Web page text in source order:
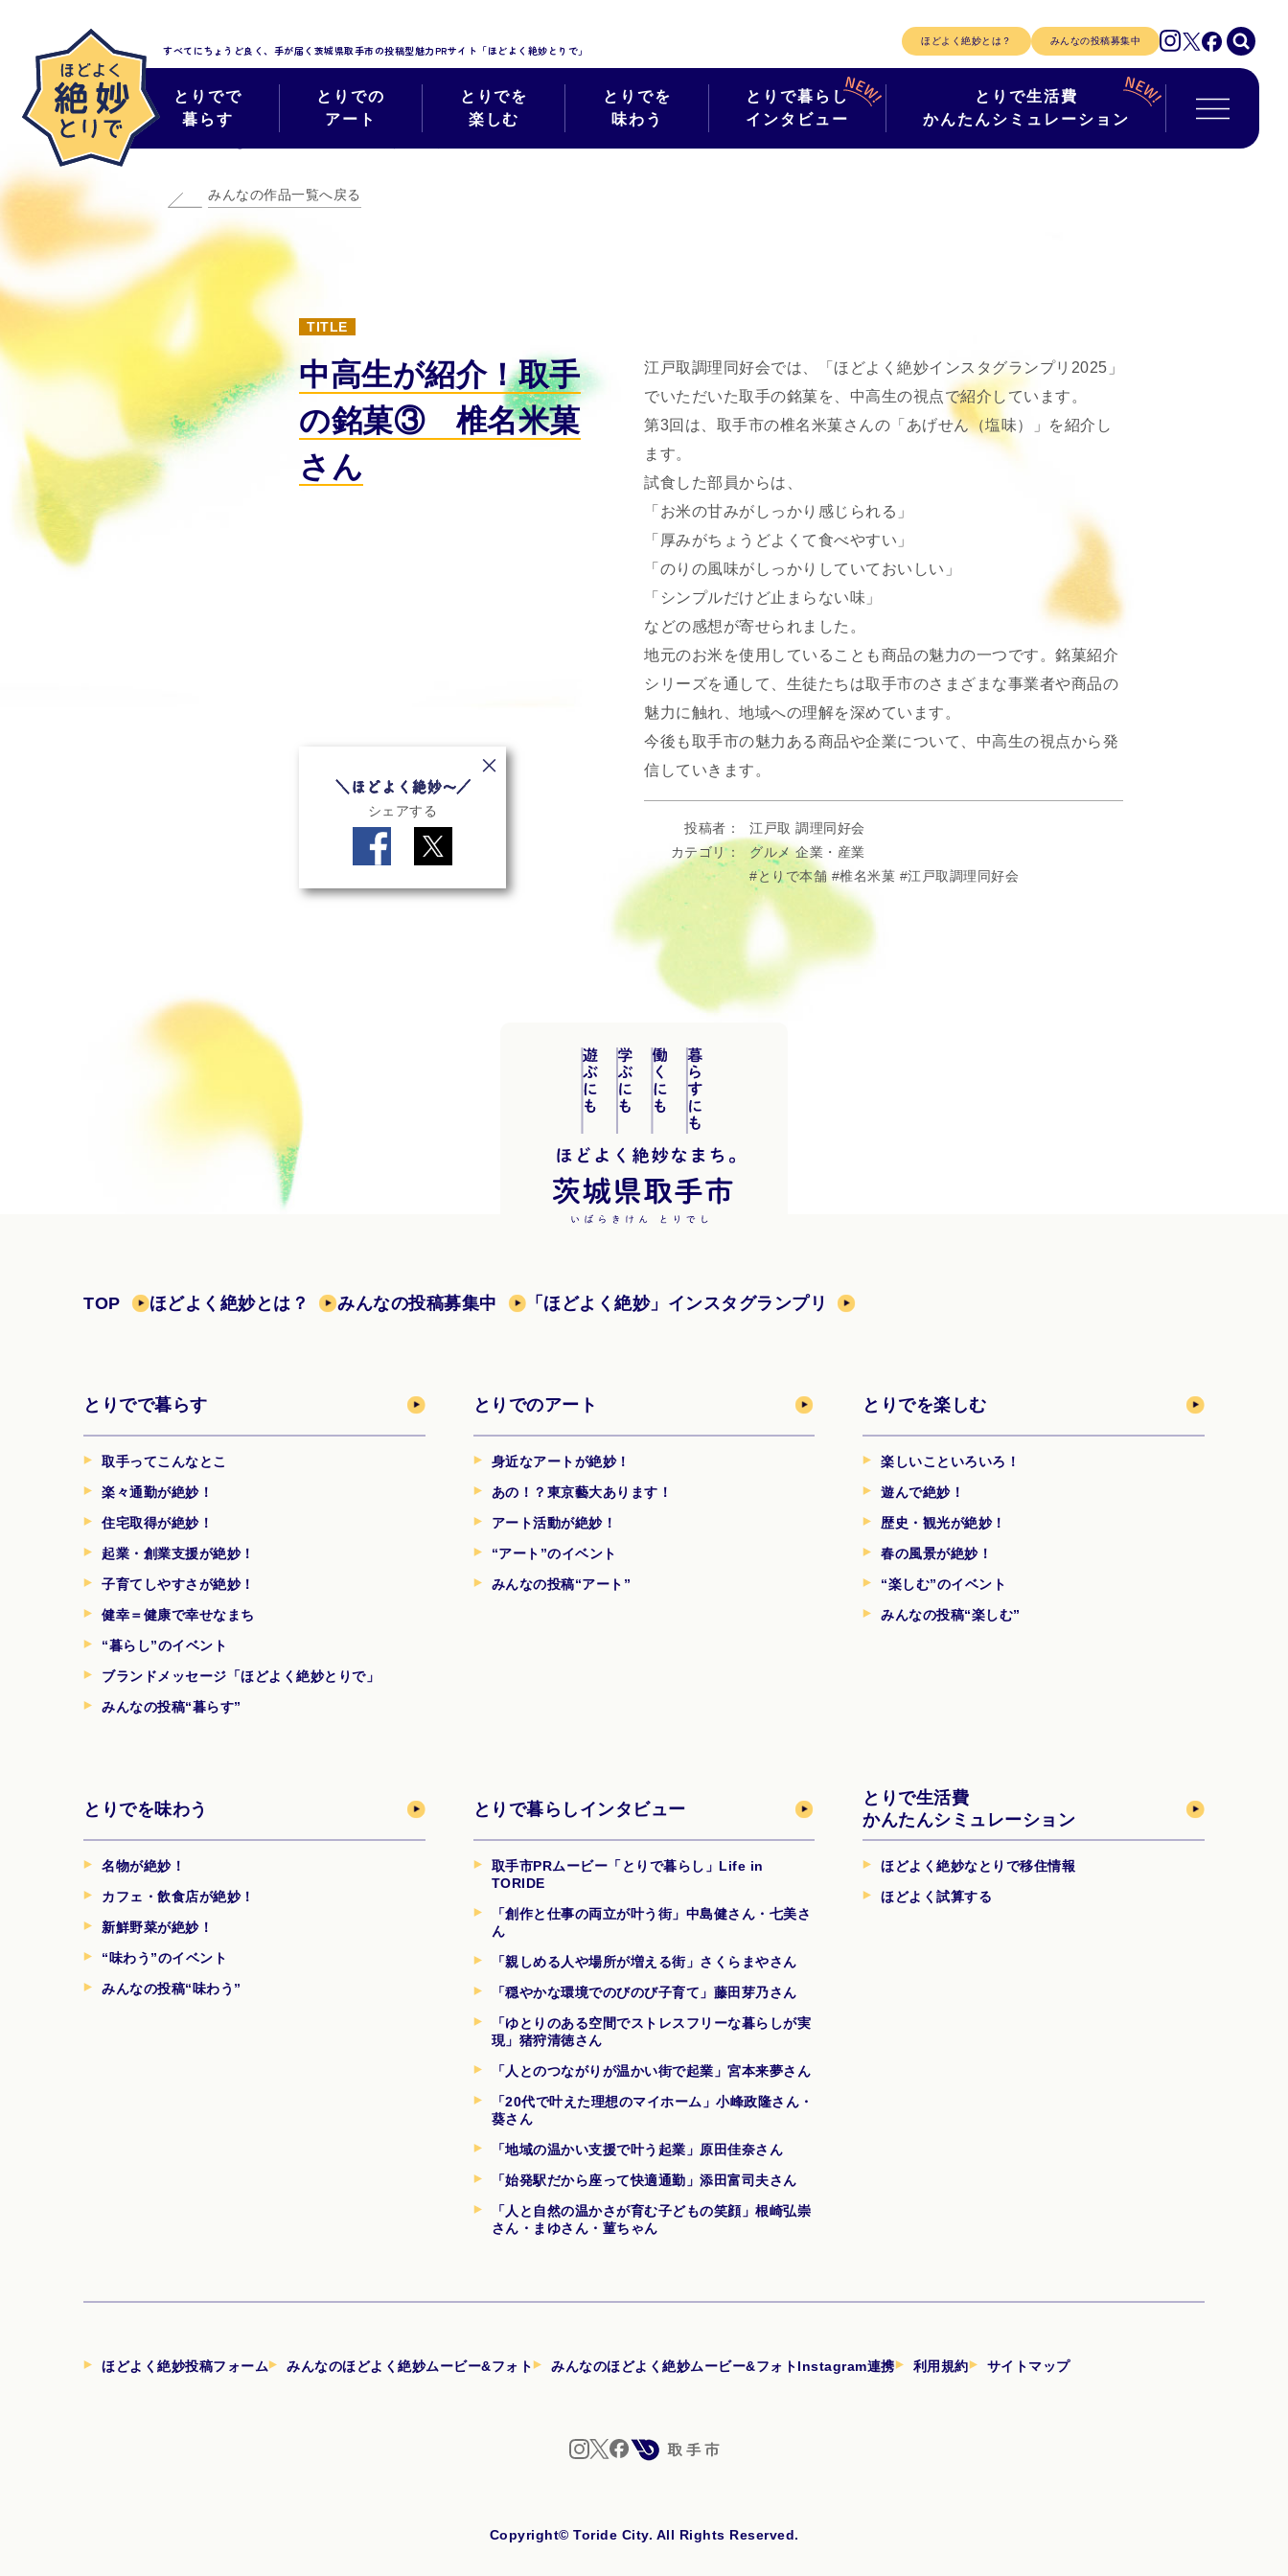
すべてにちょうど良く、手が届く 茨城県取手市の投稿型魅力PRサイト「ほどよく絶妙とりで」
ほどよく絶妙とは？ みんなの投稿募集中
とりでで
暮らす
とりでの
アート
とりでを
楽しむ
とりでを
味わう
とりで暮らし
インタビュー
とりで生活費
かんたんシミュレーション
みんなのほどよく絶妙インスタグラムフォト
みんなの作品一覧へ戻る
TITLE
中高生が紹介！取手
の銘菓③ 椎名米菓
さん
江戸取調理同好会では、「ほどよく絶妙インスタグランプリ2025」
でいただいた取手の銘菓を、中高生の視点で紹介しています。
第3回は、取手市の椎名米菓さんの「あげせん（塩味）」を紹介し
ます。
試食した部員からは、
「お米の甘みがしっかり感じられる」
「厚みがちょうどよくて食べやすい」
「のりの風味がしっかりしていておいしい」
「シンプルだけど止まらない味」
などの感想が寄せられました。
地元のお米を使用していることも商品の魅力の一つです。銘菓紹介
シリーズを通して、生徒たちは取手市のさまざまな事業者や商品の
魅力に触れ、地域への理解を深めています。
今後も取手市の魅力ある商品や企業について、中高生の視点から発
信していきます。
シェアする
投稿者
江戸取 調理同好会
カテゴリ
グルメ 企業・産業
とりで本舗
椎名米菓 江戸取調理同好会
TOP ほどよく絶妙とは？ みんなの投稿募集中 「ほどよく絶妙」インスタグランプリ
とりでで暮らす
取手ってこんなとこ
楽々通勤が絶妙！
住宅取得が絶妙！
起業・創業支援が絶妙！
子育てしやすさが絶妙！
健幸＝健康で幸せなまち
“暮らし”のイベント
ブランドメッセージ「ほどよく絶妙とりで」
みんなの投稿“暮らす”
とりでのアート
身近なアートが絶妙！
あの！？東京藝大あります！
アート活動が絶妙！
“アート”のイベント
みんなの投稿“アート”
とりでを楽しむ
楽しいこといろいろ！
遊んで絶妙！
歴史・観光が絶妙！
春の風景が絶妙！
“楽しむ”のイベント
みんなの投稿“楽しむ”
とりでを味わう
名物が絶妙！
カフェ・飲食店が絶妙！
新鮮野菜が絶妙！
“味わう”のイベント
みんなの投稿“味わう”
とりで暮らしインタビュー
取手市PRムービー「とりで暮らし」Life in
TORIDE
「創作と仕事の両立が叶う街」中島健さん・七美さ
ん
「親しめる人や場所が増える街」さくらまやさん
「穏やかな環境でのびのび子育て」藤田芽乃さん
「ゆとりのある空間でストレスフリーな暮らしが実
現」猪狩清徳さん
「人とのつながりが温かい街で起業」宮本来夢さん
「20代で叶えた理想のマイホーム」小峰政隆さん・
葵さん
「地域の温かい支援で叶う起業」原田佳奈さん
「始発駅だから座って快適通勤」添田富司夫さん
「人と自然の温かさが育む子どもの笑顔」根崎弘崇
さん・まゆさん・菫ちゃん
とりで生活費
かんたんシミュレーション
ほどよく絶妙なとりで移住情報
ほどよく試算する
ほどよく絶妙投稿フォーム みんなのほどよく絶妙ムービー&フォト みんなのほどよく絶妙ムービー&フォトInstagram連携 利用規約 サイトマップ
Copyright© Toride City. All Rights Reserved.